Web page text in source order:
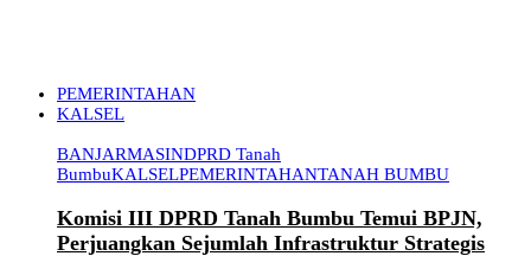
PEMERINTAHAN
KALSEL
BANJARMASINDPRD Tanah
BumbuKALSELPEMERINTAHANTANAH BUMBU
Komisi III DPRD Tanah Bumbu Temui BPJN,
Perjuangkan Sejumlah Infrastruktur Strategis